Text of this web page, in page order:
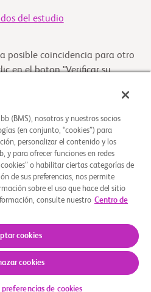
del estudio
posible coincidencia para otro
en el boton "Verificar su
su elegibilidad
I, abierto, aleatorizado, de
única. Se inscribirá y
Política de privacidad
Myers Squibb Company
(BMS), nosotros y nuestros socios
(en conjunto, “cookies”) para
personalizar el contenido y los
y para ofrecer funciones en redes
o habilitar ciertas categorías de
de sus preferencias, nos permite
sobre el uso que hace del sitio
consulte nuestro Centro de
cookies
cookies
preferencias de cookies